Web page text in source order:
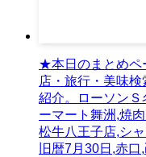
★本日のまとめペ
店・旅行・美味検
紹介。ローソンＳ
ーマート舞洲,焼
松牛八王子店,シ
旧暦7月30日,赤